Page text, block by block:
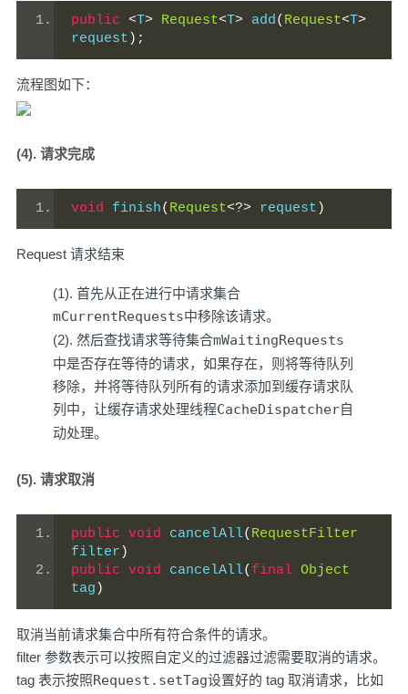
public <T> Request<T> add( Request<T>
request );
流程图如下：
(4). 请求完成
void finish( Request<?> request )
Request 请求结束
(1). 首先从正在进行中请求集合
mCurrentRequests中移除该请求。
(2). 然后查找请求等待集合mWaitingRequests
中是否存在等待的请求，如果存在，则将等待队列
移除，并将等待队列所有的请求添加到缓存请求队
列中，让缓存请求处理线程CacheDispatcher自
动处理。
(5). 请求取消
public void cancelAll( RequestFilter
filter )
public void cancelAll( final Object
tag )
取消当前请求集合中所有符合条件的请求。
filter 参数表示可以按照自定义的过滤器过滤需要取消的请求。
tag 表示按照Request.setTag设置好的 tag 取消请求，比如